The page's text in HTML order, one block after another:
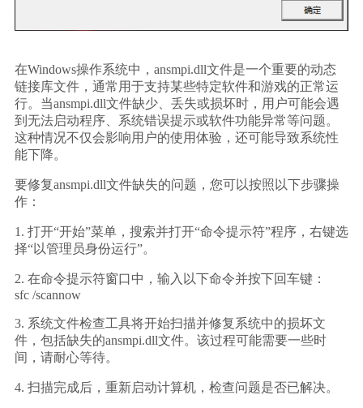
在Windows操作系统中，ansmpi.dll文件是一个重要的动态
链接库文件，通常用于支持某些特定软件和游戏的正常运
行。当ansmpi.dll文件缺少、丢失或损坏时，用户可能会遇
到无法启动程序、系统错误提示或软件功能异常等问题。
这种情况不仅会影响用户的使用体验，还可能导致系统性
能下降。
要修复ansmpi.dll文件缺失的问题，您可以按照以下步骤操
作：
1. 打开“开始”菜单，搜索并打开“命令提示符”程序，右键选
择“以管理员身份运行”。
2. 在命令提示符窗口中，输入以下命令并按下回车键：
sfc /scannow
3. 系统文件检查工具将开始扫描并修复系统中的损坏文
件，包括缺失的ansmpi.dll文件。该过程可能需要一些时
间，请耐心等待。
4. 扫描完成后，重新启动计算机，检查问题是否已解决。